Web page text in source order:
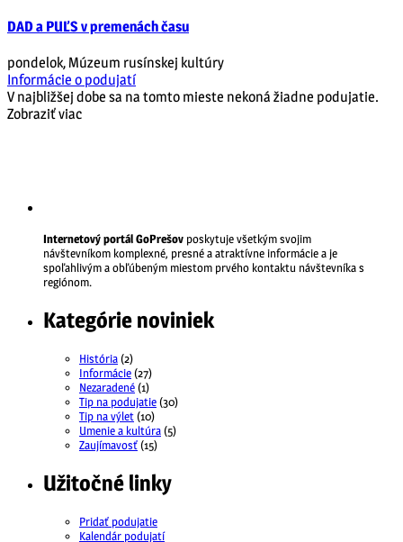
DAD a PUĽS v premenách času
pondelok, Múzeum rusínskej kultúry
Informácie o podujatí
V najbližšej dobe sa na tomto mieste nekoná žiadne podujatie.
Zobraziť viac
Internetový portál GoPrešov poskytuje všetkým svojim
návštevníkom komplexné, presné a atraktívne informácie a je
spoľahlivým a obľúbeným miestom prvého kontaktu návštevníka s
regiónom.
Kategórie noviniek
História(2)
Informácie(27)
Nezaradené(1)
Tip na podujatie(30)
Tip na výlet(10)
Umenie a kultúra(5)
Zaujímavosť(15)
Užitočné linky
Pridať podujatie
Kalendár podujatí